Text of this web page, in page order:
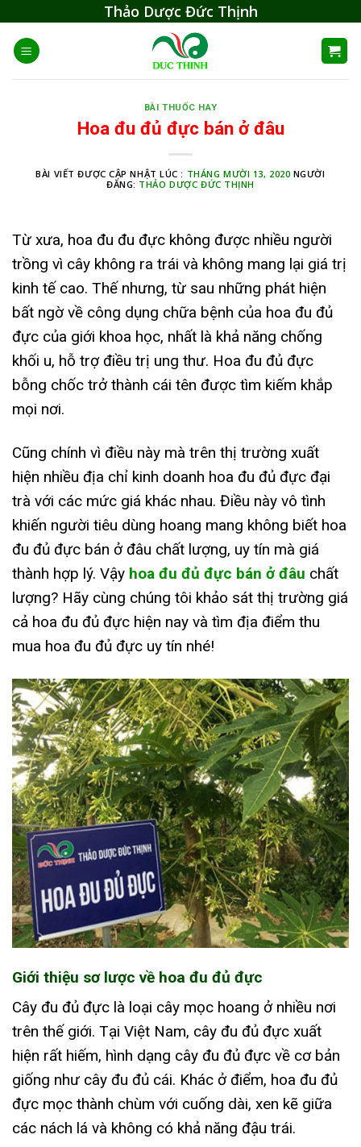
content
Thảo Dược Đức Thịnh
BÀI THUỐC HAY
Hoa đu đủ đực bán ở đâu
BÀI VIẾT ĐƯỢC CẬP NHẬT LÚC : THÁNG MƯỜI 13, 2020 NGƯỜI
ĐĂNG: THẢO DƯỢC ĐỨC THỊNH
Từ xưa, hoa đu đu đực không được nhiều người
trồng vì cây không ra trái và không mang lại giá trị
kinh tế cao. Thế nhưng, từ sau những phát hiện
bất ngờ về công dụng chữa bệnh của hoa đu đủ
đực của giới khoa học, nhất là khả năng chống
khối u, hỗ trợ điều trị ung thư. Hoa đu đủ đực
bỗng chốc trở thành cái tên được tìm kiếm khắp
mọi nơi.
Cũng chính vì điều này mà trên thị trường xuất
hiện nhiều địa chỉ kinh doanh hoa đu đủ đực đại
trà với các mức giá khác nhau. Điều này vô tình
khiến người tiêu dùng hoang mang không biết hoa
đu đủ đực bán ở đâu chất lượng, uy tín mà giá
thành hợp lý. Vậy hoa đu đủ đực bán ở đâu chất
lượng? Hãy cùng chúng tôi khảo sát thị trường giá
cả hoa đu đủ đực hiện nay và tìm địa điểm thu
mua hoa đu đủ đực uy tín nhé!
Giới thiệu sơ lược về hoa đu đủ đực
Cây đu đủ đực là loại cây mọc hoang ở nhiều nơi
trên thế giới. Tại Việt Nam, cây đu đủ đực xuất
hiện rất hiếm, hình dạng cây đu đủ đực về cơ bản
giống như cây đu đủ cái. Khác ở điểm, hoa đu đủ
đực mọc thành chùm với cuống dài, xen kẽ giữa
các nách lá và không có khả năng đậu trái.